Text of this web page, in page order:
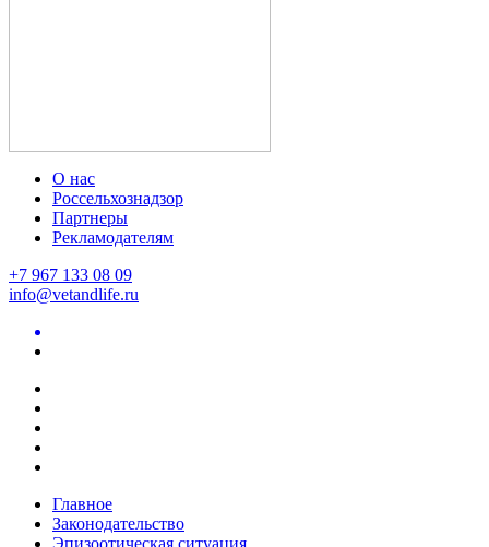
О нас
Россельхознадзор
Партнеры
Рекламодателям
+7 967 133 08 09
info@vetandlife.ru
Главное
Законодательство
Эпизоотическая ситуация